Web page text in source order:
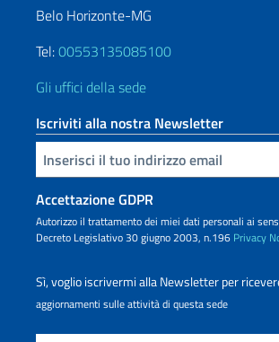
Belo Horizonte-MG
Tel:00553135085100
Gli uffici della sede
Iscriviti alla nostra Newsletter
Inserisci la tua email
Accettazione GDPR
Autorizzo il trattamento dei miei dati personali ai
Decreto Legislativo 30 giugno 2003, n.196 Privacy
Sì, voglio iscrivermi alla Newsletter per
aggiornamenti sulle attività di questa sede